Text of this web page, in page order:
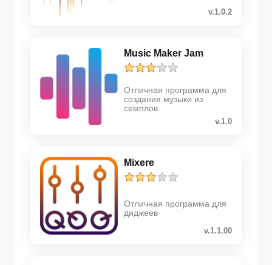
v.1.0.2
Music Maker Jam
Отличная программа для
создания музыки из
семплов
v.1.0
Mixere
Отличная программа для
диджеев
v.1.1.00